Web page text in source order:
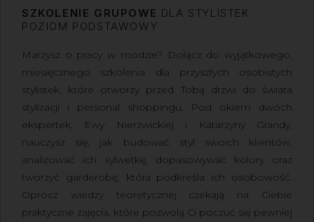
SZKOLENIE GRUPOWE DLA STYLISTEK
POZIOM PODSTAWOWY
Marzysz o pracy w modzie? Dołącz do wyjątkowego,
miesięcznego szkolenia dla przyszłych osobistych
stylistek, które otworzy przed Tobą drzwi do świata
stylizacji i personal shoppingu. Pod okiem dwóch
ekspertek, Ewy Nierzwickiej i Katarzyny Grandy,
nauczysz się, jak budować styl swoich klientów,
analizować ich sylwetkę, dopasowywać kolory oraz
tworzyć garderobę, która podkreśla ich osobowość.
Oprócz wiedzy teoretycznej czekają na Ciebie
praktyczne zajęcia, które pozwolą Ci poczuć się pewniej